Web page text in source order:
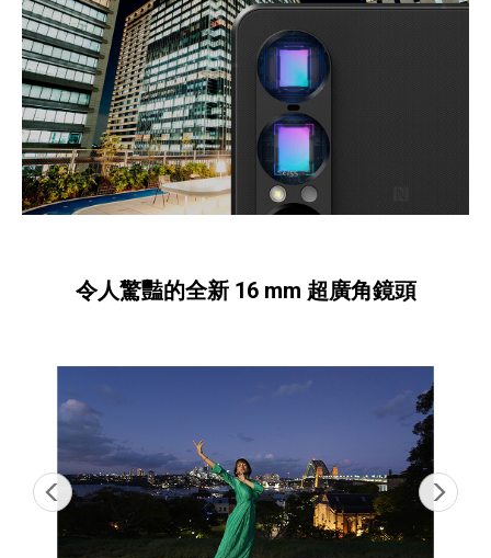
令人驚豔的全新 16 mm 超廣角鏡頭